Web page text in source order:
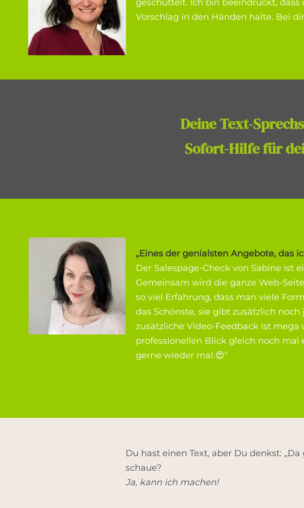
geschüttelt. Ich bin beeindruckt,
Vorschlag in den Händen halte. Bei
Deine Text-
Sofort-Hilfe für
„Eines der genialsten Angebote, das
Der Salespage-Check von Sabine ist
Gemeinsam wird die ganze Web-
so viel Erfahrung, dass man viele
das Schönste, sie gibt zusätzlich
zusätzliche Video-Feedback ist
professionellen Blick gleich noch mal
gerne wieder mal.😍“
Du hast einen Text, aber Du denkst:
schaue?
Ja, kann ich machen!